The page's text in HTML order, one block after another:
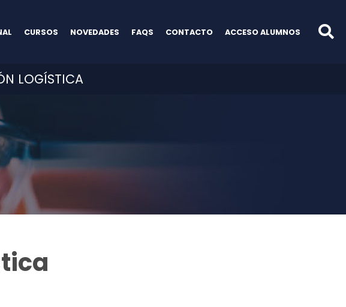
CURSOS NOVEDADES FAQS CONTACTO ACCESO ALUMNOS
LOGÍSTICA